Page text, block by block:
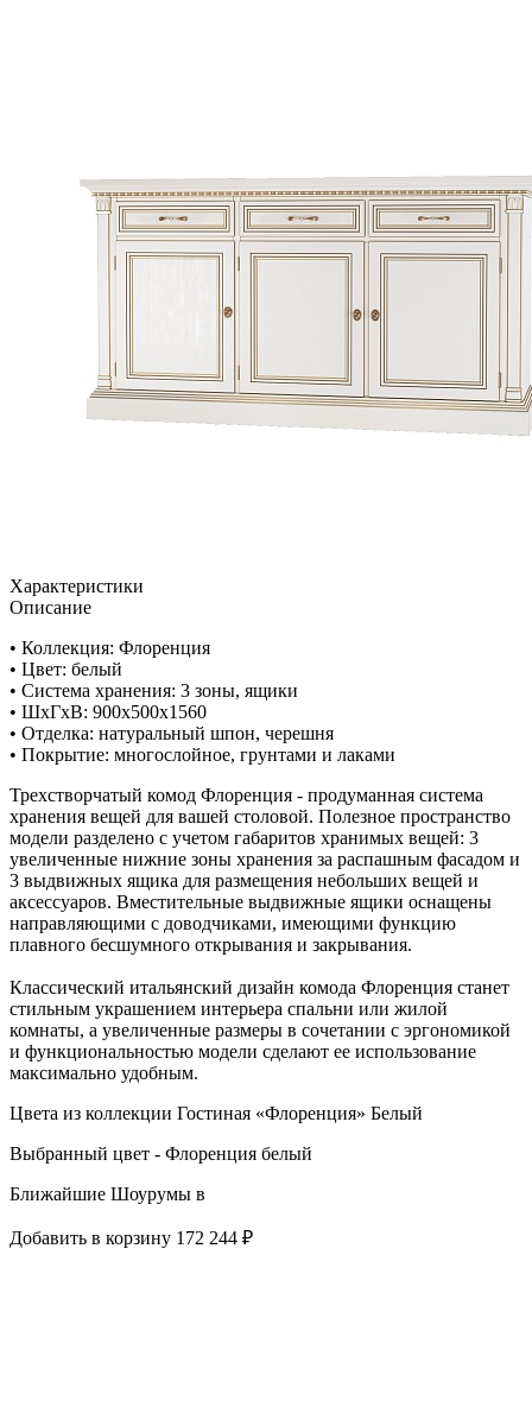
Характеристики
Описание
• Коллекция: Флоренция
• Цвет: белый
• Система хранения: 3 зоны, ящики
• ШхГхВ: 900х500х1560
• Отделка: натуральный шпон, черешня
• Покрытие: многослойное, грунтами и лаками
Трехстворчатый комод Флоренция - продуманная система
хранения вещей для вашей столовой. Полезное пространство
модели разделено с учетом габаритов хранимых вещей: 3
увеличенные нижние зоны хранения за распашным фасадом и
3 выдвижных ящика для размещения небольших вещей и
аксессуаров. Вместительные выдвижные ящики оснащены
направляющими с доводчиками, имеющими функцию
плавного бесшумного открывания и закрывания.
Классический итальянский дизайн комода Флоренция станет
стильным украшением интерьера спальни или жилой
комнаты, а увеличенные размеры в сочетании с эргономикой
и функциональностью модели сделают ее использование
максимально удобным.
Цвета из коллекции Гостиная «Флоренция» Белый
Выбранный цвет - Флоренция белый
Ближайшие Шоурумы в
Добавить в корзину 172 244 ₽